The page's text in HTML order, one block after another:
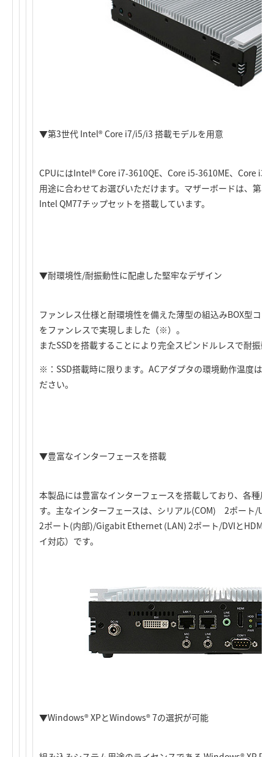
▼第3世代 Intel® Core i7/i5/i3 搭載モデルを用意
CPUにはIntel® Core i7-3610QE、Core i5-3610ME、Core i3-
用途に合わせてお選びいただけます。マザーボードは、第3
Intel QM77チップセットを搭載しています。
▼耐環境性/耐振動性に配慮した堅牢なデザイン
ファンレス仕様と耐環境性を備えた薄型の組込みBOX型コ
をファンレスで実現しました（※）。
またSSDを搭載することにより完全スピンドルレスで耐振動
※：SSD搭載時に限ります。ACアダプタの環境動作温度は
ださい。
▼豊富なインターフェースを搭載
本製品には豊富なインターフェースを搭載しており、各種周
す。主なインターフェースは、シリアル(COM) 2ポート/
2ポート(内部)/Gigabit Ethernet (LAN) 2ポート/DVIとHDMI
イ対応）です。
▼Windows® XPとWindows® 7の選択が可能